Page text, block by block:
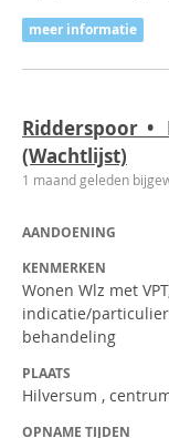
meer informatie
Ridderspoor •
(Wachtlijst)
1 maand geleden
AANDOENING
KENMERKEN
Wonen Wlz met
indicatie/
behandeling
PLAATS
Hilversum ,
OPNAME TIJDEN